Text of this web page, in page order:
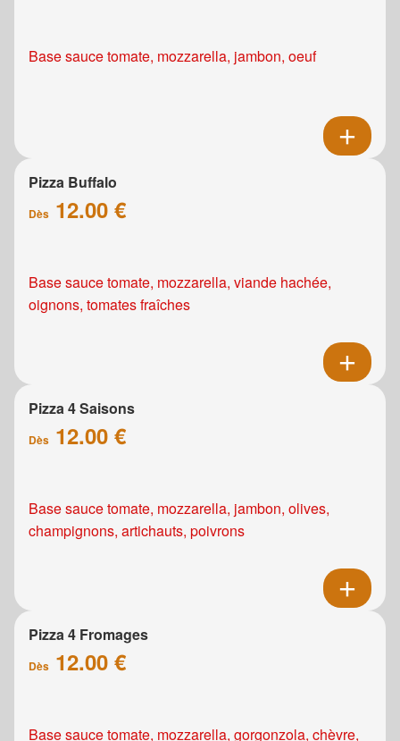
Base sauce tomate, mozzarella, jambon, oeuf
Pizza Buffalo
Dès 12.00 €
Base sauce tomate, mozzarella, viande hachée,
oignons, tomates fraîches
Pizza 4 Saisons
Dès 12.00 €
Base sauce tomate, mozzarella, jambon, olives,
champignons, artichauts, poivrons
Pizza 4 Fromages
Dès 12.00 €
Base sauce tomate, mozzarella, gorgonzola, chèvre,